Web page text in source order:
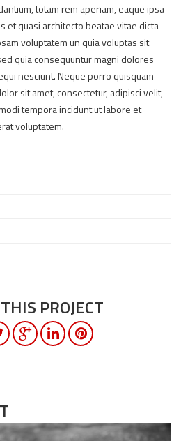
totam rem aperiam, eaque ipsa
et quasi architecto beatae vitae dicta
voluptatem un quia voluptas sit
quia consequuntur magni dolores
nesciunt. Neque porro quisquam
sit amet, consectetur, adipisci velit,
tempora incidunt ut labore et
voluptatem.
PROJECT